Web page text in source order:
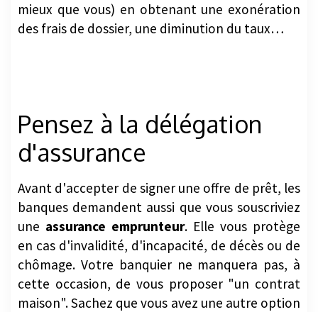
mieux que vous) en obtenant une exonération
des frais de dossier, une diminution du taux…
Pensez à la délégation
d'assurance
Avant d'accepter de signer une offre de prêt, les
banques demandent aussi que vous souscriviez
une assurance emprunteur. Elle vous protège
en cas d'invalidité, d'incapacité, de décès ou de
chômage. Votre banquier ne manquera pas, à
cette occasion, de vous proposer "un contrat
maison". Sachez que vous avez une autre option